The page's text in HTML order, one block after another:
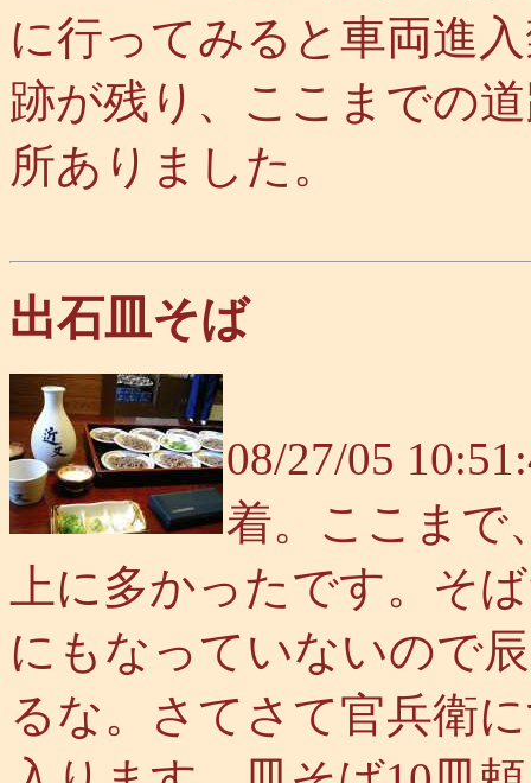
に行ってみると車両進
跡が残り、ここまでの
所ありました。
出石皿そば
08/27/05
着。ここまで
上に多かったです。そ
にもなっていないので
るな。さてさて官兵衛